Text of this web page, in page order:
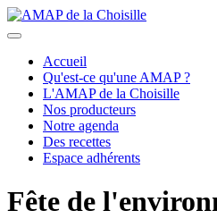
Accueil
Qu'est-ce qu'une AMAP ?
L'AMAP de la Choisille
Nos producteurs
Notre agenda
Des recettes
Espace adhérents
Fête de
précédent
suivant